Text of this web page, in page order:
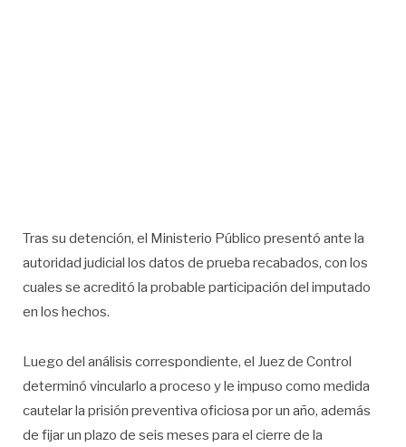
Tras su detención, el Ministerio Público presentó ante la
autoridad judicial los datos de prueba recabados, con los
cuales se acreditó la probable participación del imputado
en los hechos.
Luego del análisis correspondiente, el Juez de Control
determinó vincularlo a proceso y le impuso como medida
cautelar la prisión preventiva oficiosa por un año, además
de fijar un plazo de seis meses para el cierre de la